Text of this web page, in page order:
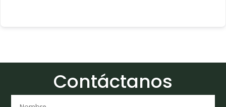
Contáctanos